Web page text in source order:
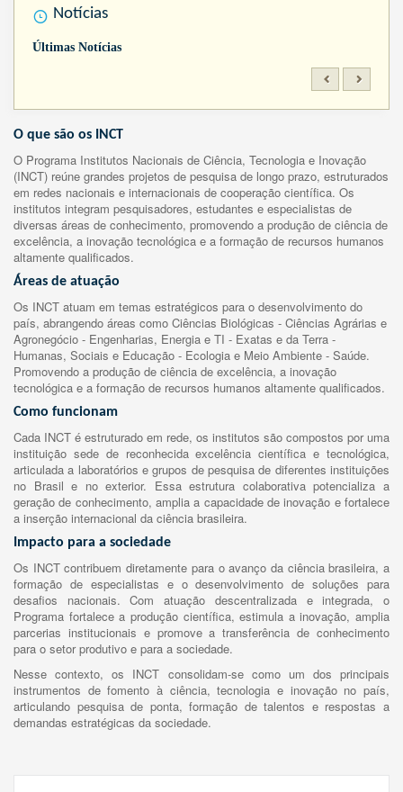
Notícias
Últimas Notícias
O que são os INCT
O Programa Institutos Nacionais de Ciência, Tecnologia e Inovação
(INCT) reúne grandes projetos de pesquisa de longo prazo, estruturados
em redes nacionais e internacionais de cooperação científica. Os
institutos integram pesquisadores, estudantes e especialistas de
diversas áreas de conhecimento, promovendo a produção de ciência de
excelência, a inovação tecnológica e a formação de recursos humanos
altamente qualificados.
Áreas de atuação
Os INCT atuam em temas estratégicos para o desenvolvimento do
país, abrangendo áreas como Ciências Biológicas - Ciências Agrárias e
Agronegócio - Engenharias, Energia e TI - Exatas e da Terra -
Humanas, Sociais e Educação - Ecologia e Meio Ambiente - Saúde.
Promovendo a produção de ciência de excelência, a inovação
tecnológica e a formação de recursos humanos altamente qualificados.
Como funcionam
Cada INCT é estruturado em rede, os institutos são compostos por uma
instituição sede de reconhecida excelência científica e tecnológica,
articulada a laboratórios e grupos de pesquisa de diferentes instituições
no Brasil e no exterior. Essa estrutura colaborativa potencializa a
geração de conhecimento, amplia a capacidade de inovação e fortalece
a inserção internacional da ciência brasileira.
Impacto para a sociedade
Os INCT contribuem diretamente para o avanço da ciência brasileira, a
formação de especialistas e o desenvolvimento de soluções para
desafios nacionais. Com atuação descentralizada e integrada, o
Programa fortalece a produção científica, estimula a inovação, amplia
parcerias institucionais e promove a transferência de conhecimento
para o setor produtivo e para a sociedade.
Nesse contexto, os INCT consolidam-se como um dos principais
instrumentos de fomento à ciência, tecnologia e inovação no país,
articulando pesquisa de ponta, formação de talentos e respostas a
demandas estratégicas da sociedade.